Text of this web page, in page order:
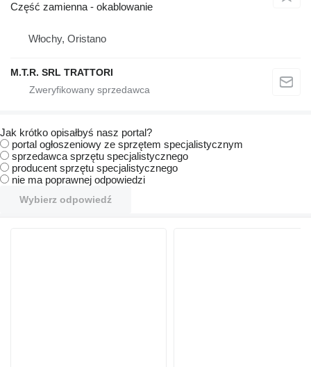
Część zamienna - okablowanie
Włochy, Oristano
M.T.R. SRL TRATTORI
Jak krótko opisałbyś nasz portal?
portal ogłoszeniowy ze sprzętem specjalistycznym
sprzedawca sprzętu specjalistycznego
producent sprzętu specjalistycznego
nie ma poprawnej odpowiedzi
Wybierz odpowiedź